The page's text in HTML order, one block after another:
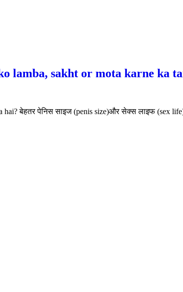
ko lamba, sakht or mota karne ka
hai? बेहतर पेनिस साइज (penis size)और सेक्स लाइफ (sex